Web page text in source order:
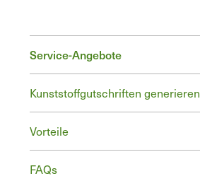
Service-Angebote
Kunststoffgutschriften generieren
Vorteile
FAQs